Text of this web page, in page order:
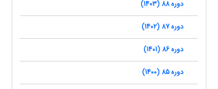
دوره 88 (1403)
دوره 87 (1402)
دوره 86 (1401)
دوره 85 (1400)